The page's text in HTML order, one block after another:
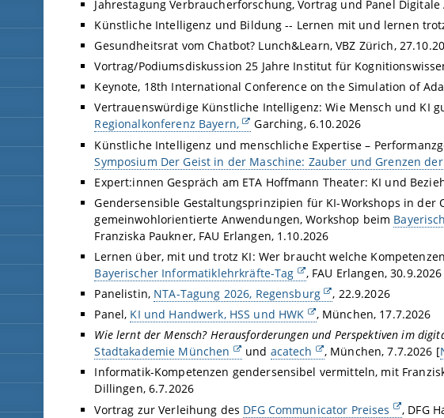
Jahrestagung Verbraucherforschung, Vortrag und Panel Digitale
Künstliche Intelligenz und Bildung -- Lernen mit und lernen
Gesundheitsrat vom Chatbot? Lunch&Learn, VBZ Zürich,
Vortrag/Podiumsdiskussion 25 Jahre Institut für
Keynote, 18th International Conference on the Simulation of
Vertrauenswürdige Künstliche Intelligenz: Wie Mensch und KI
Regionalkonferenz Bayern,
Garching, 6.10.2026
Künstliche Intelligenz und menschliche Expertise –
Symposium Der Geist in der Maschine: Zauber und Grenzen
Expert:innen Gespräch am ETA Hoffmann Theater: KI und
Gendersensible Gestaltungsprinzipien für KI-Workshops in
gemeinwohlorientierte Anwendungen, Workshop beim
Franziska Paukner, FAU Erlangen, 1.10.2026
Lernen über, mit und trotz KI: Wer braucht welche
Bayerischer Informatiklehrkräfte-Tag
, FAU Erlangen, 30.9.2026
Panelistin, NTA-Tagung 2026, Regensburg
, 22.9.2026
Panel, KI und Handwerk, HSS und HWK
, München, 17.7.2026
Wie lernt der Mensch? Herausforderungen und Perspektiven im
Stadtakademie München
und acatech , München, 7.7.2026 [
Informatik-Kompetenzen gendersensibel vermitteln, mit
Dillingen, 6.7.2026
Vortrag zur Verleihung des DFG Communicator Preises
, DFG